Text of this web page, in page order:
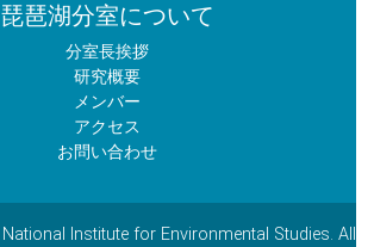
琵琶湖分室について
分室長挨拶
研究概要
メンバー
アクセス
お問い合わせ
National Institute for Environmental Studies. All